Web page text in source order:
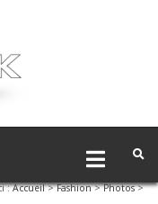
:Accueil>Fashion>Photos>